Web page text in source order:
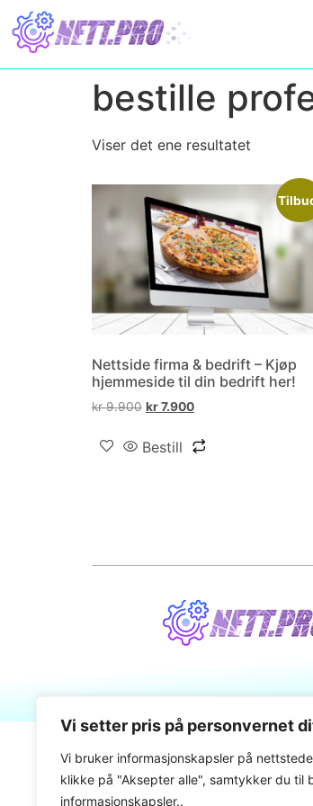
Vi setter pris på personvernet
Vi bruker informasjonskapsler på
klikke på "Aksepter alle", samtykker du til
informasjonskapsler..
bestille
Viser det ene resultatet
Nettside firma & bedrift – Kjøp
hjemmeside til din bedrift her!
kr9.900 kr7.900
Bestill